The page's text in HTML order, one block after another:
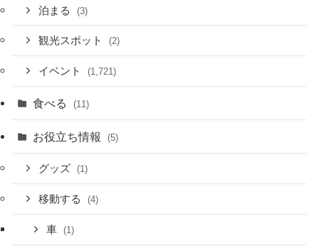
泊まる (3)
観光スポット (2)
イベント (1,721)
食べる (11)
お役立ち情報 (5)
グッズ (1)
移動する (4)
車 (1)